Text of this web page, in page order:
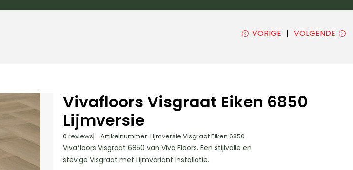
VORIGE VOLGENDE
Vivafloors Visgraat Eiken 6850
Lijmversie
0 reviews Artikelnummer: Lijmversie Visgraat Eiken 6850
Vivafloors Visgraat 6850 van Viva Floors. Een stijlvolle en
stevige Visgraat met Lijmvariant installatie.